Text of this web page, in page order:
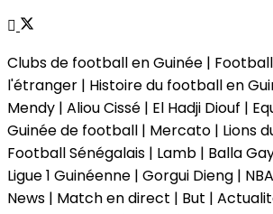
Clubs de football en Guinée |
l'étranger | Histoire du football en
Mendy | Aliou Cissé | El Hadji Diouf |
Guinée de football | Mercato | Lions
Football Sénégalais | Lamb | Balla
Ligue 1 Guinéenne | Gorgui Dieng |
News | Match en direct | But |